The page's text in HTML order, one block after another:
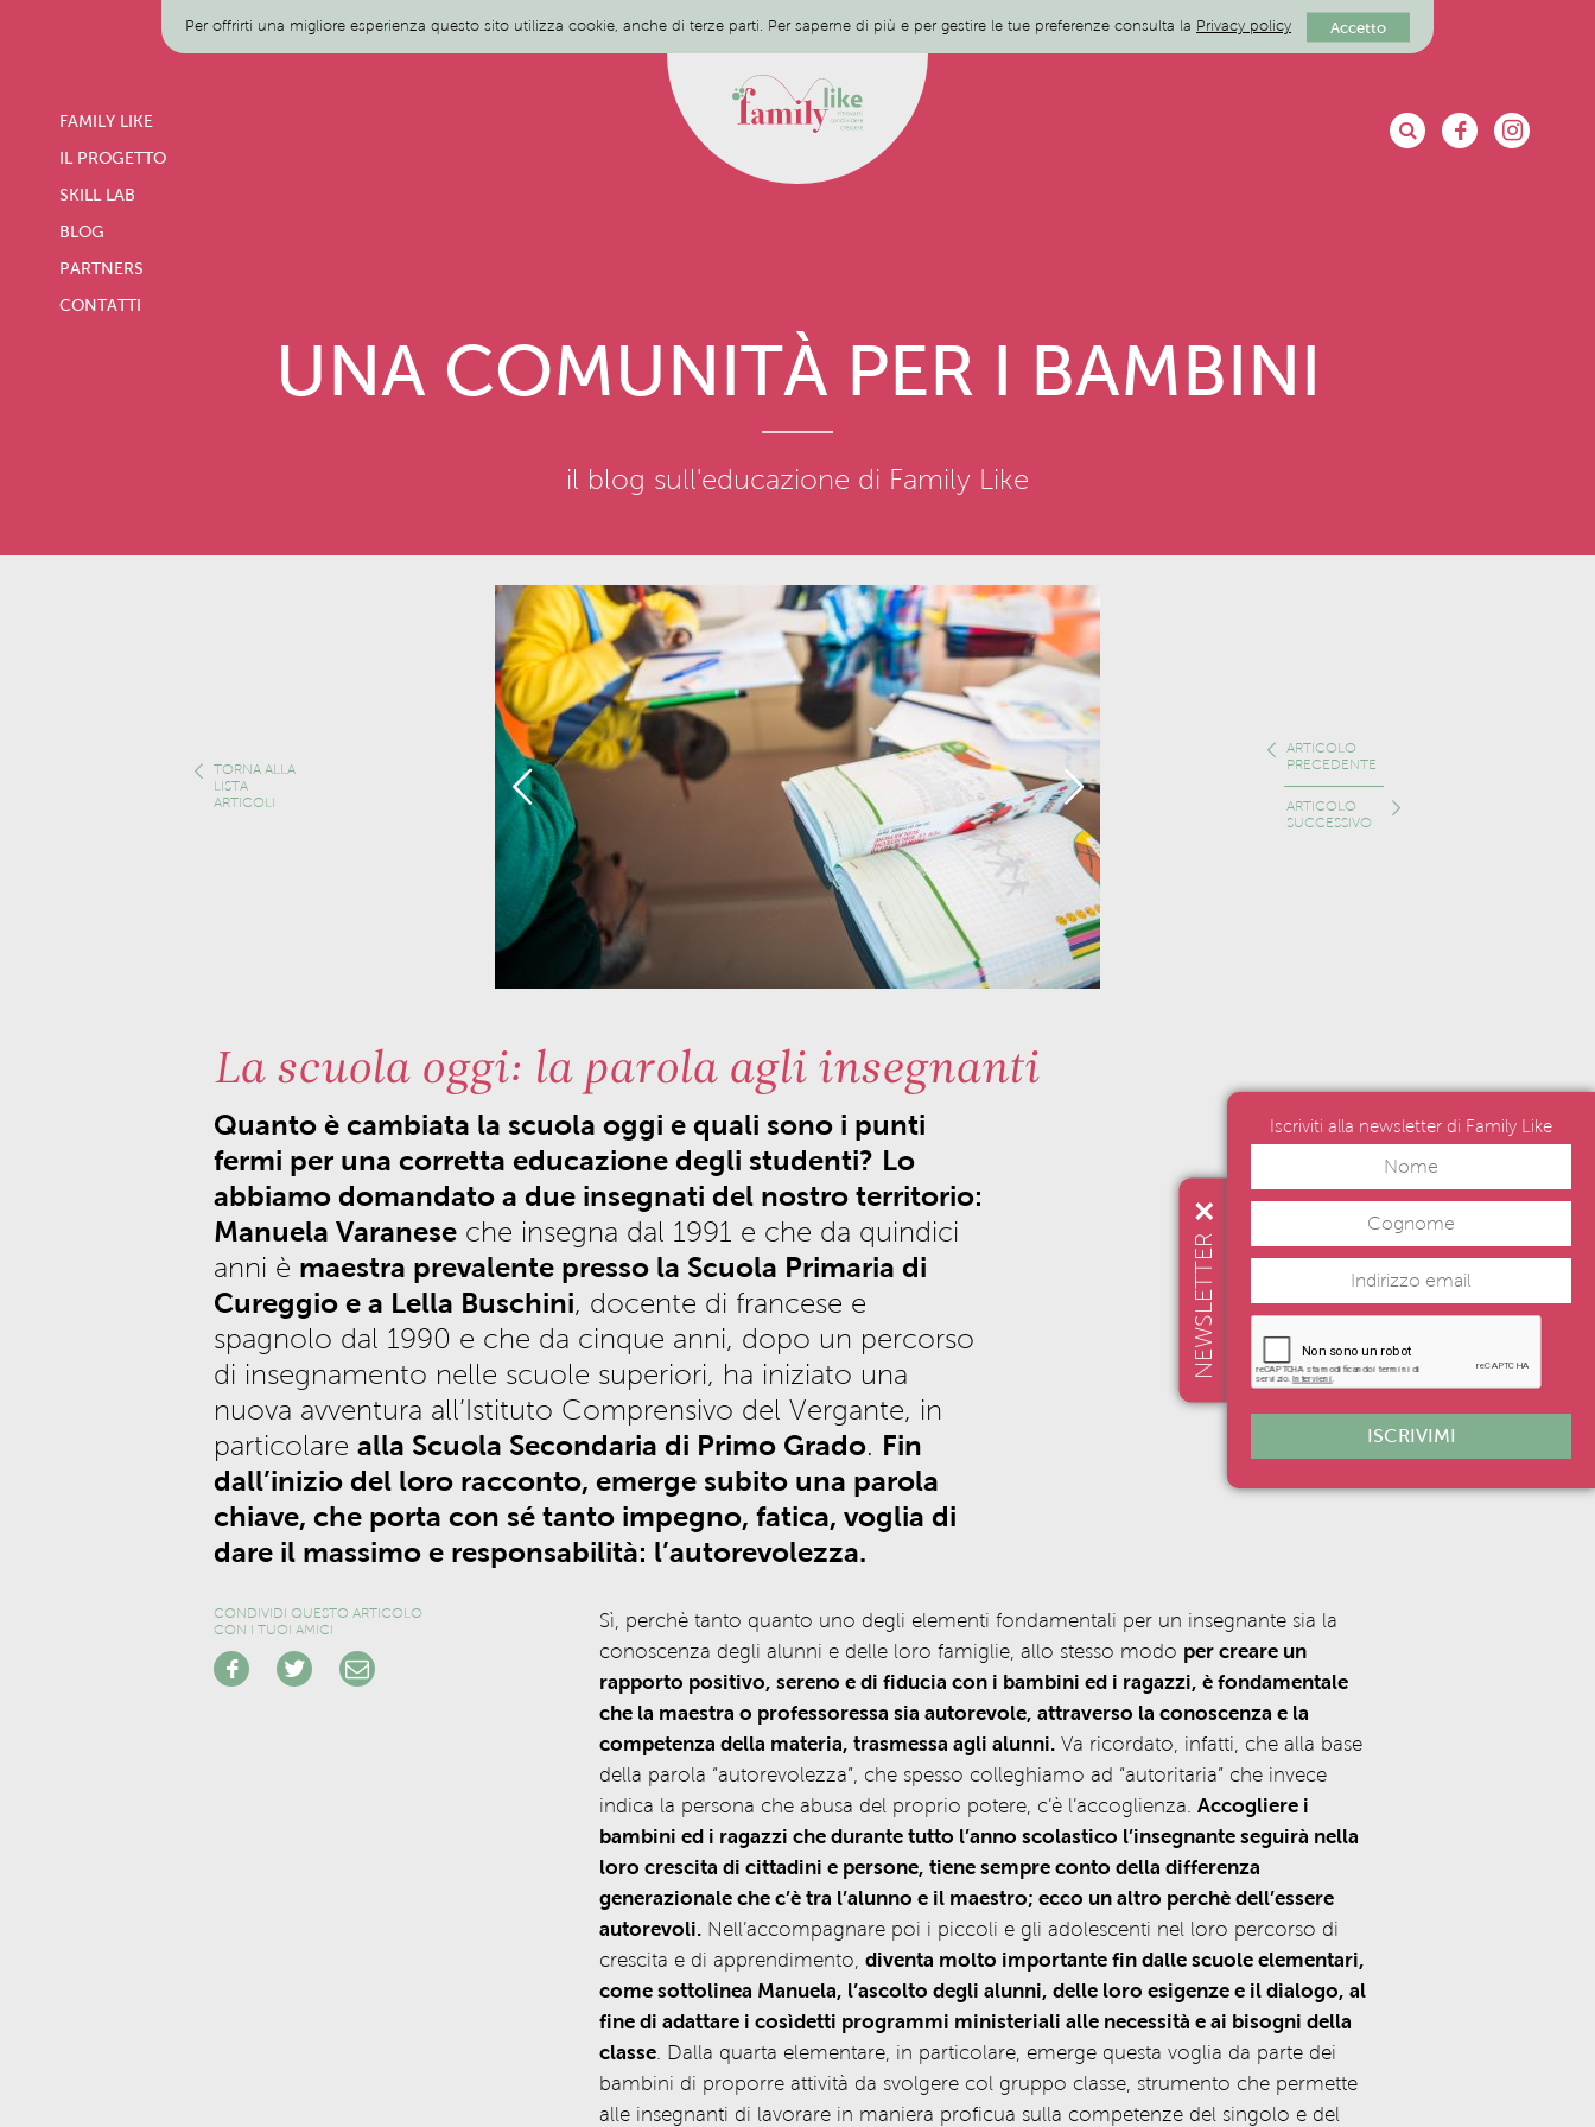
Per offrirti una migliore esperienza questo sito utilizza cookie, anche di terze parti. Per saperne di più e per gestire le tue preferenze consulta la Privacy policy Accetto
FAMILY LIKE
IL PROGETTO
SKILL LAB
BLOG
PARTNERS
CONTATTI
UNA COMUNITÀ PER I BAMBINI
il blog sull'educazione di Family Like
TORNA ALLA
LISTA
ARTICOLI
ARTICOLO
PRECEDENTE
ARTICOLO
SUCCESSIVO
La scuola oggi: la parola agli insegnanti
Quanto è cambiata la scuola oggi e quali sono i punti
fermi per una corretta educazione degli studenti? Lo
abbiamo domandato a due insegnati del nostro territorio:
Manuela Varanese che insegna dal 1991 e che da quindici
anni è maestra prevalente presso la Scuola Primaria di
Cureggio e a Lella Buschini, docente di francese e
spagnolo dal 1990 e che da cinque anni, dopo un percorso
di insegnamento nelle scuole superiori, ha iniziato una
nuova avventura all’Istituto Comprensivo del Vergante, in
particolare alla Scuola Secondaria di Primo Grado. Fin
dall’inizio del loro racconto, emerge subito una parola
chiave, che porta con sé tanto impegno, fatica, voglia di
dare il massimo e responsabilità: l’autorevolezza.
CONDIVIDI QUESTO ARTICOLO
CON I TUOI AMICI
Sì, perchè tanto quanto uno degli elementi fondamentali per un insegnante sia la
conoscenza degli alunni e delle loro famiglie, allo stesso modo per creare un
rapporto positivo, sereno e di fiducia con i bambini ed i ragazzi, è fondamentale
che la maestra o professoressa sia autorevole, attraverso la conoscenza e la
competenza della materia, trasmessa agli alunni.Va ricordato, infatti, che alla base
della parola “autorevolezza”, che spesso colleghiamo ad “autoritaria” che invece
indica la persona che abusa del proprio potere, c’è l’accoglienza. Accogliere i
bambini ed i ragazzi che durante tutto l’anno scolastico l’insegnante seguirà nella
loro crescita di cittadini e persone, tiene sempre conto della differenza
generazionale che c’è tra l’alunno e il maestro; ecco un altro perchè dell’essere
autorevoli.Nell’accompagnare poi i piccoli e gli adolescenti nel loro percorso di
crescita e di apprendimento, diventa molto importante fin dalle scuole elementari,
come sottolinea Manuela, l’ascolto degli alunni, delle loro esigenze e il dialogo, al
fine di adattare i cosìdetti programmi ministeriali alle necessità e ai bisogni della
classe. Dalla quarta elementare, in particolare, emerge questa voglia da parte dei
bambini di proporre attività da svolgere col gruppo classe, strumento che permette
alle insegnanti di lavorare in maniera proficua sulla competenze del singolo e del
NEWSLETTER
Iscriviti alla newsletter di Family Like
ISCRIVIMI